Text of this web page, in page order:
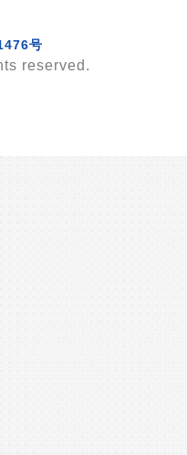
号
reserved.